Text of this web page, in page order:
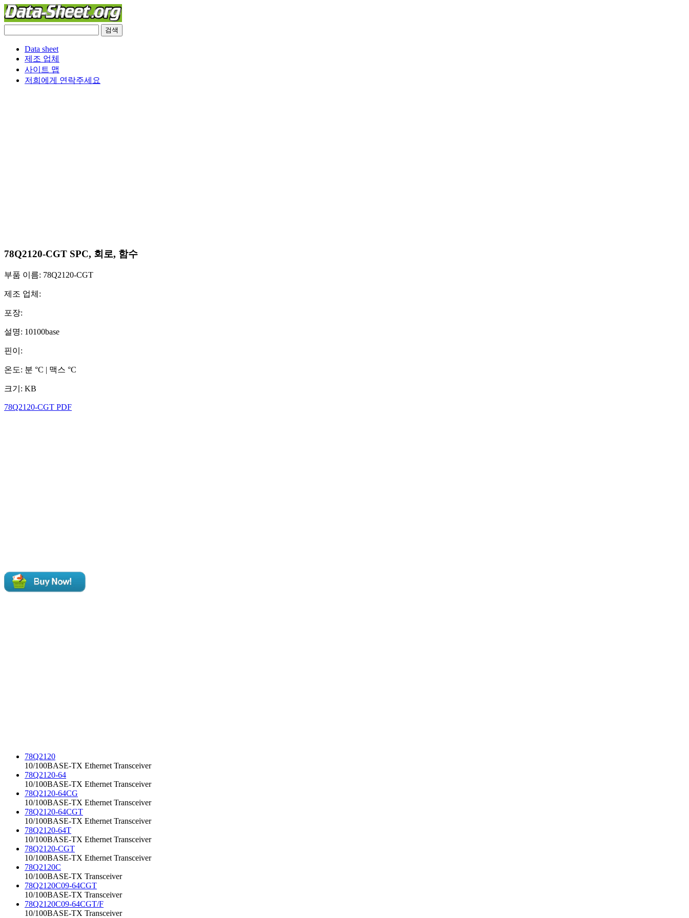
Data sheet
제조 업체
사이트 맵
저희에게 연락주세요
78Q2120-CGT SPC, 회로, 함수
부품 이름: 78Q2120-CGT
제조 업체:
포장:
설명: 10100base
핀이:
온도: 분 °C | 맥스 °C
크기: KB
78Q2120-CGT PDF
78Q2120
10/100BASE-TX Ethernet Transceiver
78Q2120-64
10/100BASE-TX Ethernet Transceiver
78Q2120-64CG
10/100BASE-TX Ethernet Transceiver
78Q2120-64CGT
10/100BASE-TX Ethernet Transceiver
78Q2120-64T
10/100BASE-TX Ethernet Transceiver
78Q2120-CGT
10/100BASE-TX Ethernet Transceiver
78Q2120C
10/100BASE-TX Transceiver
78Q2120C09-64CGT
10/100BASE-TX Transceiver
78Q2120C09-64CGT/F
10/100BASE-TX Transceiver